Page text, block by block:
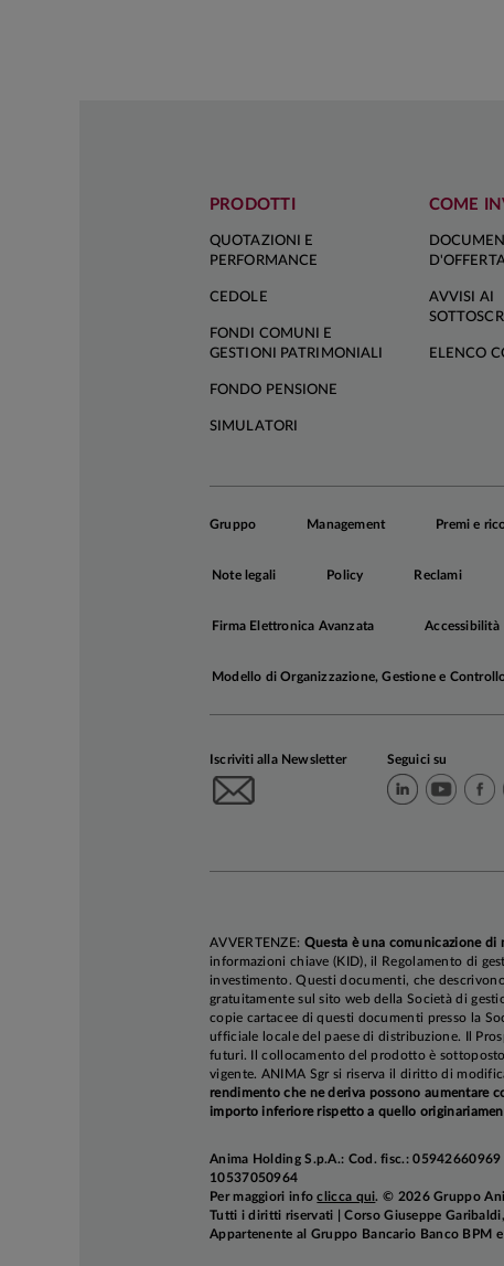
PRODOTTI
QUOTAZIONI E
PERFORMANCE
CEDOLE
FONDI COMUNI E
GESTIONI PATRIMONIALI
FONDO PENSIONE
SIMULATORI
COME
AVVISI AI
ELENCO
Gruppo Management Premi e
Note legali Policy Reclami
Firma Elettronica Avanzata Accessibilità
Modello di Organizzazione, Gestione e
Iscriviti alla Newsletter Seguici su
AVVERTENZE: Questa è una comunicazione di
informazioni chiave (KID), il Regolamento di
investimento. Questi documenti, che
gratuitamente sul sito web della Società di
copie cartacee di questi documenti presso la
ufficiale locale del paese di distribuzione. Il
futuri. Il collocamento del prodotto è
vigente. ANIMA Sgr si riserva il diritto di
rendimento che ne deriva possono aumentare
importo inferiore rispetto a quello
Anima Holding S.p.A.: Cod. fisc.:
10537050964
Per maggiori infoclicca qui. © 2026 Gruppo
Tutti i diritti riservati | Corso Giuseppe
Appartenente al Gruppo Bancario Banco BPM